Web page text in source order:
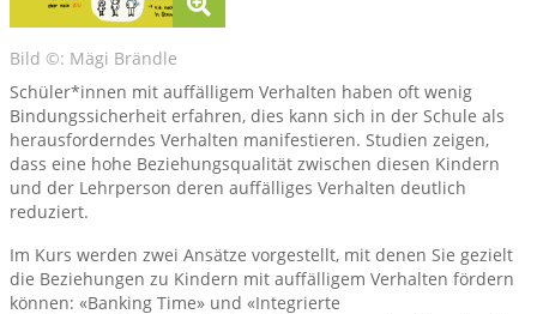
Bild ©: Mägi Brändle
Schüler*innen mit auffälligem Verhalten haben oft wenig
Bindungssicherheit erfahren, dies kann sich in der Schule als
herausforderndes Verhalten manifestieren. Studien zeigen,
dass eine hohe Beziehungsqualität zwischen diesen Kindern
und der Lehrperson deren auffälliges Verhalten deutlich
reduziert.
Im Kurs werden zwei Ansätze vorgestellt, mit denen Sie gezielt
die Beziehungen zu Kindern mit auffälligem Verhalten fördern
können: «Banking Time» und «Integrierte